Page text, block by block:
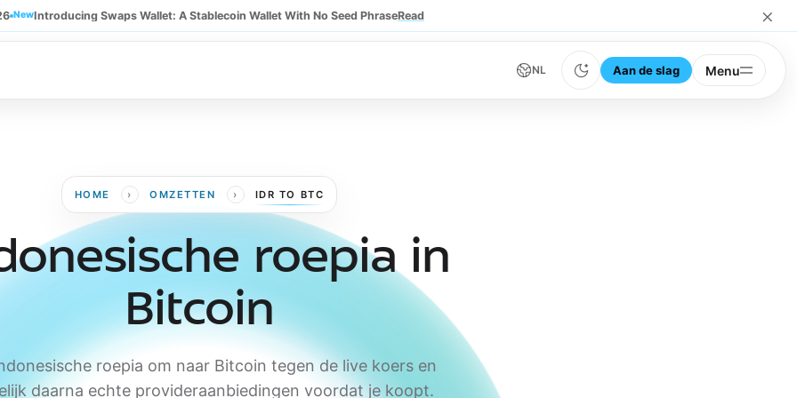
NewIntroducing Swaps Wallet: A Stablecoin Wallet With No Seed PhraseRead ×
NL Aan de slag Menu
HOME › OMZETTEN › IDR TO BTC
roepia in
Bitcoin
roepia om naar Bitcoin tegen de live koers en
daarna echte provideraanbiedingen voordat je koopt.